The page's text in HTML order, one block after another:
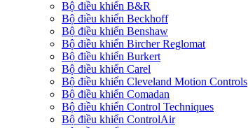
Bộ điều khiển B&R
Bộ điều khiển Beckhoff
Bộ điều khiển Benshaw
Bộ điều khiển Bircher Reglomat
Bộ điều khiển Burkert
Bộ điều khiển Carel
Bộ điều khiển Cleveland Motion Controls
Bộ điều khiển Comadan
Bộ điều khiển Control Techniques
Bộ điều khiển ControlAir